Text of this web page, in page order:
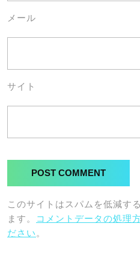
メール
サイト
このサイトはスパムを低減す
ます。
コメントデータの処理
ださい 。